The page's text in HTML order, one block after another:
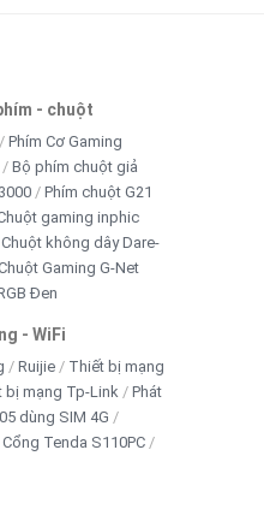
- chuột
Phím Cơ Gaming
Bộ phím chuột giả
Phím chuột G21
gaming inphic
Chuột không dây Dare-
Gaming G-Net
Đen
- WiFi
Ruijie
Thiết bị mạng
bị mạng Tp-Link
Phát
dùng SIM 4G
Tenda S110PC